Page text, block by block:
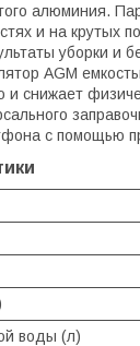
алюминия.
и на крутых
уборки и
AGM
и снижает
с помощью
воды (л)